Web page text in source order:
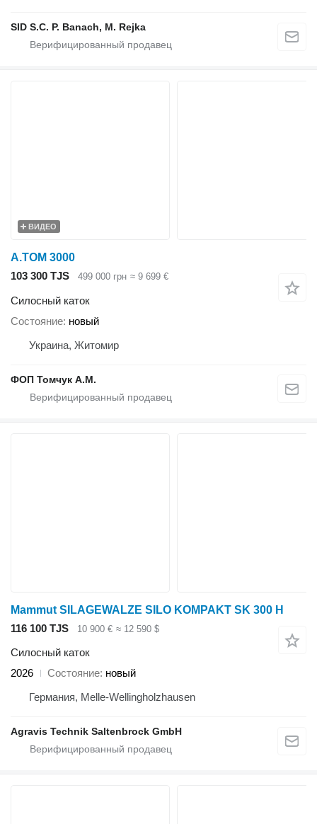
SID S.C. P. Banach, M. Rejka
ВИДЕО
A.TOM 3000
103 300 TJS
499 000 грн ≈ 9 699 €
Силосный каток
Состояние новый
Украина, Житомир
ФОП Томчук А.М.
Mammut SILAGEWALZE SILO KOMPAKT SK 300 H
116 100 TJS
10 900 € ≈ 12 590 $
Силосный каток
2026
Состояние новый
Германия, Melle-Wellingholzhausen
Agravis Technik Saltenbrock GmbH